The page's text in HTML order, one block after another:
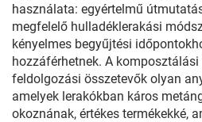
használata: egyértelmű
megfelelő hulladéklerakási
kényelmes begyűjtési
hozzáférhetnek. A komposztálási
feldolgozási összetevők olyan
amelyek lerakókban káros
okoznának, értékes termékekké,